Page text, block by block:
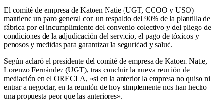
El comité de empresa de Katoen Natie (UGT, CCOO y USO)
mantiene un paro general con un respaldo del 90% de la plantilla de
fábrica por el incumplimiento del convenio colectivo y del pliego de
condiciones de la adjudicación del servicio, el pago de tóxicos y
penosos y medidas para garantizar la seguridad y salud.
Según aclaró el presidente del comité de empresa de Katoen Natie,
Lorenzo Fernández (UGT), tras concluir la nueva reunión de
mediación en el ORECLA, «si en la anterior la empresa no quiso ni
entrar a negociar, en la reunión de hoy simplemente nos han hecho
una propuesta peor que las anteriores».